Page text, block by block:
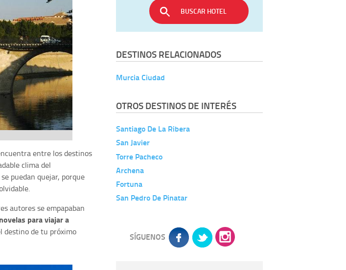
entre los destinos
clima del
se puedan quejar, porque
autores se empapaban
novelas para viajar a
destino de tu próximo
BUSCAR HOTEL
DESTINOS RELACIONADOS
Murcia Ciudad
OTROS DESTINOS DE INTERÉS
Santiago De La Ribera
San Javier
Torre Pacheco
Archena
Fortuna
San Pedro De Pinatar
SÍGUENOS